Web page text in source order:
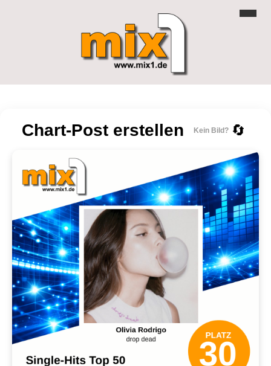
Chart-Post erstellen Kein Bild? 🔄